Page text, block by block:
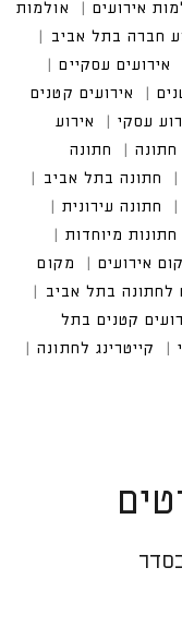
אירועים
אולמות אירוע
בתל אביב
אירועים עסקיים
אירועים קטנים במרכז
אירוע עסקי בתל אביב